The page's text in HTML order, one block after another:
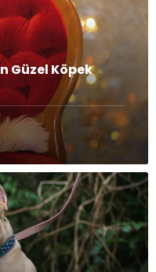
Güzel Köpek